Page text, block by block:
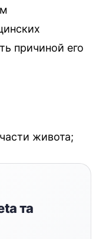
причиной его
живота;
та